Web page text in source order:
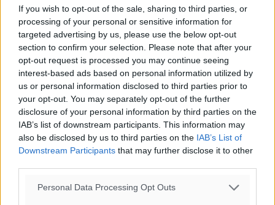
If you wish to opt-out of the sale, sharing to third parties, or
processing of your personal or sensitive information for
targeted advertising by us, please use the below opt-out
section to confirm your selection. Please note that after your
opt-out request is processed you may continue seeing
interest-based ads based on personal information utilized by
us or personal information disclosed to third parties prior to
your opt-out. You may separately opt-out of the further
disclosure of your personal information by third parties on the
IAB’s list of downstream participants. This information may
also be disclosed by us to third parties on the IAB’s List of
Downstream Participants that may further disclose it to other
Personal Data Processing Opt Outs
19.04.17, 17:20